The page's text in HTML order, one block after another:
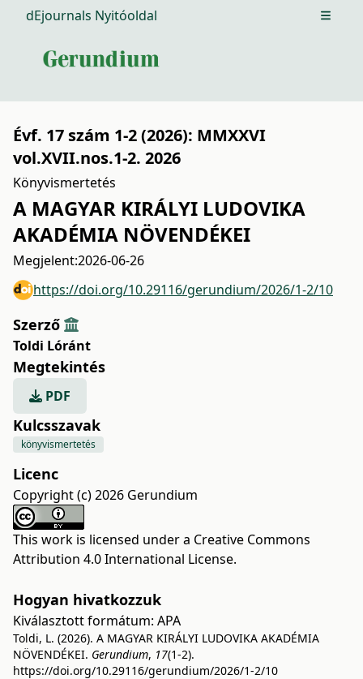
dEjournals Nyitóoldal Open
Évf. 17 szám 1-2 (2026): MMXXVI
vol.XVII.nos.1-2. 2026
Könyvismertetés
A MAGYAR KIRÁLYI LUDOVIKA
AKADÉMIA NÖVENDÉKEI
Megjelent:2026-06-26
https://doi.org/10.29116/gerundium/2026/1-2/10
Szerző
Toldi Lóránt
Megtekintés
PDF
Kulcsszavak
könyvismertetés
Licenc
Copyright (c) 2026 Gerundium
This work is licensed under a Creative Commons
Attribution 4.0 International License.
Hogyan hivatkozzuk
Kiválasztott formátum: APA
Toldi, L. (2026). A MAGYAR KIRÁLYI LUDOVIKA AKADÉMIA
NÖVENDÉKEI. Gerundium, 17(1-2).
https://doi.org/10.29116/gerundium/2026/1-2/10